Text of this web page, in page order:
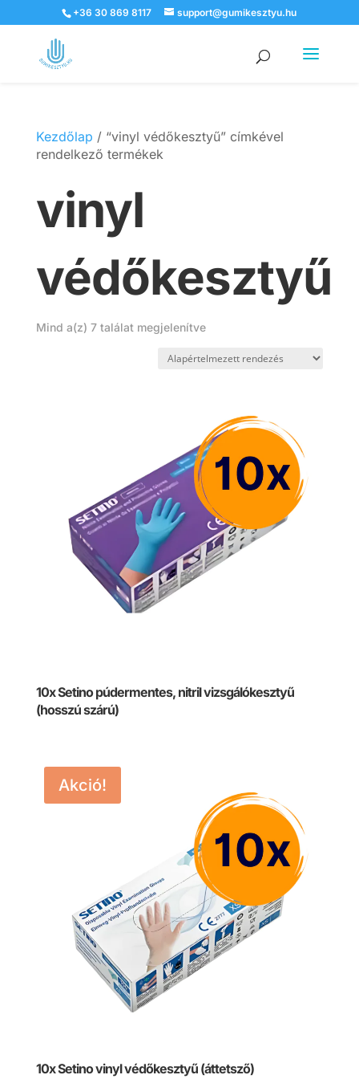
+36 30 869 8117 support@gumikesztyu.hu
Products
search
Kezdőlap / “vinyl védőkesztyű” címkével
rendelkező termékek
vinyl
védőkesztyű
Mind a(z) 7 találat megjelenítve
10x Setino púdermentes, nitril vizsgálókesztyű
(hosszú szárú)
Akció!
10x Setino vinyl védőkesztyű (áttetsző)